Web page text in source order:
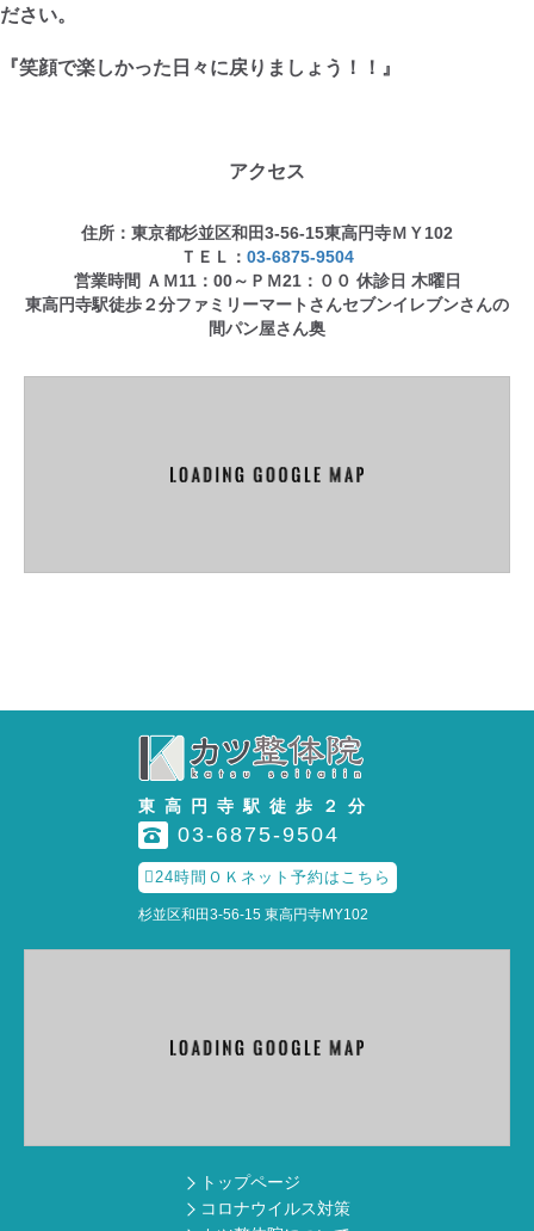
ださい。
『笑顔で楽しかった日々に戻りましょう！！』
アクセス
住所：東京都杉並区和田3-56-15東高円寺ＭＹ102
ＴＥＬ： 03-6875-9504
営業時間 ＡＭ11：00～ＰＭ21：００ 休診日 木曜日
東高円寺駅徒歩２分ファミリーマートさんセブンイレブンさんの
間パン屋さん奥
東高円寺駅徒歩２分
 03-6875-9504
24時間ＯＫネット予約はこちら
杉並区和田3-56-15 東高円寺MY102
トップページ
コロナウイルス対策